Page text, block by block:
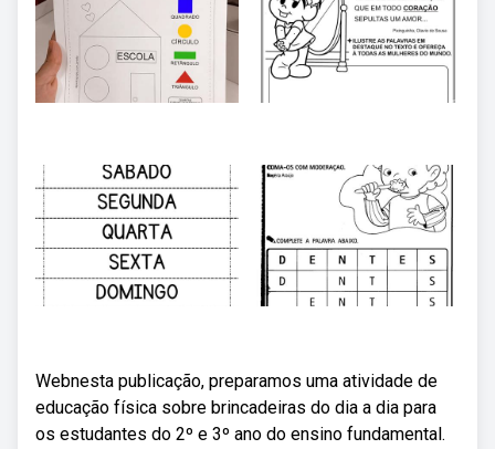
Webnesta publicação, preparamos uma atividade de
educação física sobre brincadeiras do dia a dia para
os estudantes do 2º e 3º ano do ensino fundamental.